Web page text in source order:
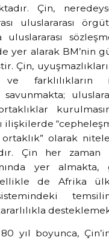
Çin,
uluslararası
uluslararası
yer alarak BM’nin
Çin,
ve farklılıkların
ilişkilerde
olarak
Çin her zaman
yer almakta,
de Afrika
yıl boyunca,